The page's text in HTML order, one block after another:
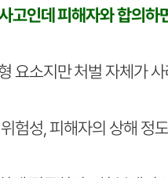
고인데 피해자와 합의하
요소지만 처벌 자체가
험성, 피해자의 상해 정